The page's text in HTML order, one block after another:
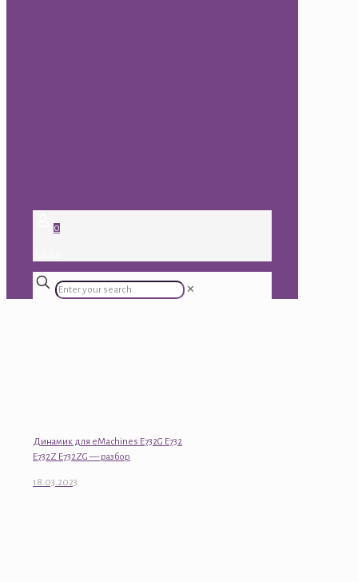
0
✕
Динамик для eMachines E732G E732
E732Z E732ZG — разбор
18.03.2023